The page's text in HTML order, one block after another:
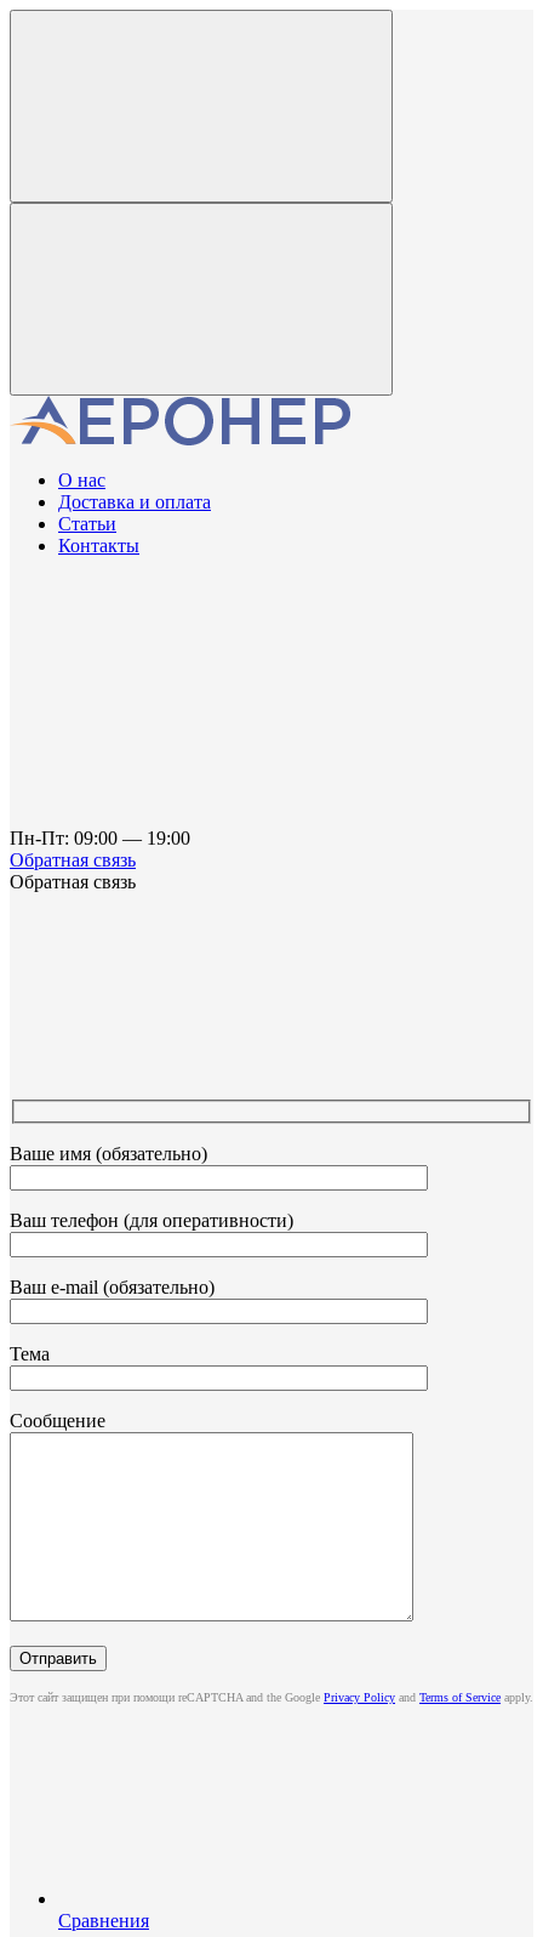
О нас
Доставка и оплата
Статьи
Контакты
Пн-Пт: 09:00 — 19:00
Обратная связь
Обратная связь
Ваше имя (обязательно)
Ваш телефон (для оперативности)
Ваш e-mail (обязательно)
Тема
Сообщение
Этот сайт защищен при помощи reCAPTCHA and the Google Privacy Policy and Terms of Service apply.
Сравнения